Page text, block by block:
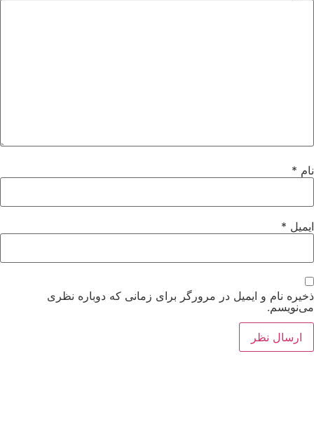
نام *
ایمیل *
ذخیره نام و ایمیل در مرورگر برای زمانی که دوباره نظری
می‌نویسم.